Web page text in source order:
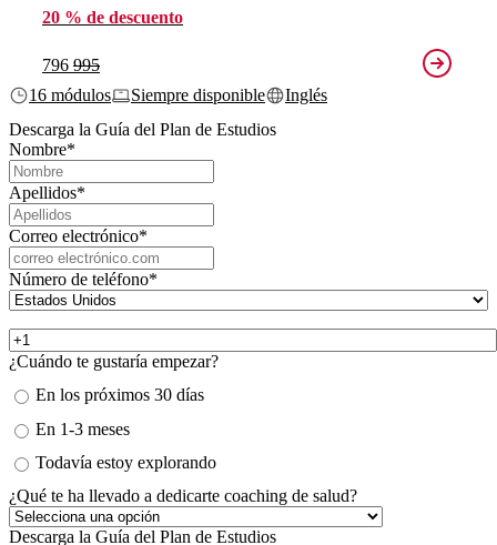
20 % de descuento
796 995
16 módulos
Siempre disponible
Inglés
Descarga la Guía del Plan de Estudios
Nombre*
Apellidos*
Correo electrónico*
Número de teléfono*
¿Cuándo te gustaría empezar?
En los próximos 30 días
En 1-3 meses
Todavía estoy explorando
¿Qué te ha llevado a dedicarte coaching de salud?